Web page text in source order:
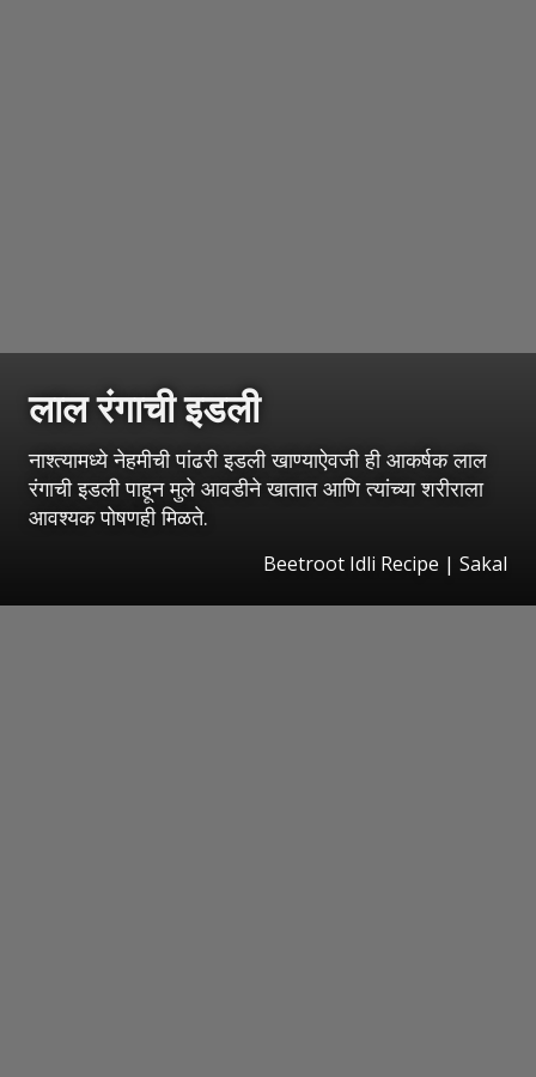
लाल रंगाची इडली
नाश्त्यामध्ये नेहमीची पांढरी इडली खाण्याऐवजी ही आकर्षक लाल
रंगाची इडली पाहून मुले आवडीने खातात आणि त्यांच्या शरीराला
आवश्यक पोषणही मिळते.
Beetroot Idli Recipe | Sakal